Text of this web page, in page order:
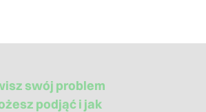
swój problem
podjąć i jak